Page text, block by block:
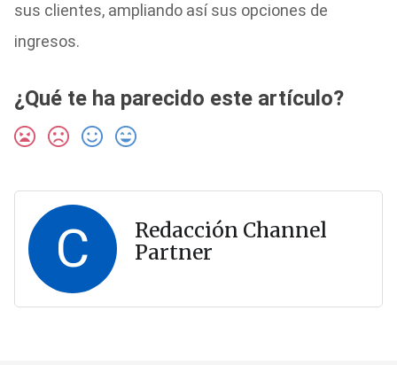
sus clientes, ampliando así sus opciones de
ingresos.
¿Qué te ha parecido este artículo?
C
Redacción Channel
Partner